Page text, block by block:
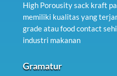
High Porousity sack kraft
memiliki kualitas yang
grade atau food contact
industri makanan
Gramatur